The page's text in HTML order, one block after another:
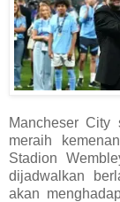
Mancheser City
meraih
Stadion
dijadwalkan
akan